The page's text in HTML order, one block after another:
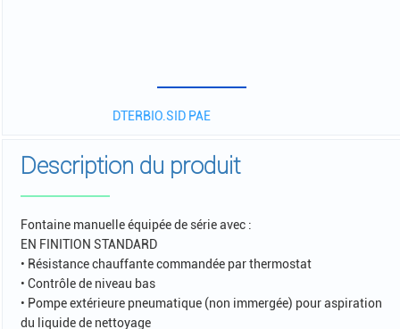
DTERBIO.SID PAE
Description du produit
Fontaine manuelle équipée de série avec :
EN FINITION STANDARD
• Résistance chauffante commandée par thermostat
• Contrôle de niveau bas
• Pompe extérieure pneumatique (non immergée) pour aspiration
du liquide de nettoyage